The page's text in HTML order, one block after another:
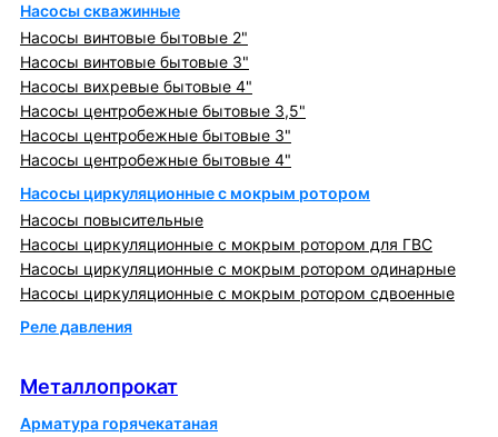
Насосы скважинные
Насосы винтовые бытовые 2"
Насосы винтовые бытовые 3"
Насосы вихревые бытовые 4"
Насосы центробежные бытовые 3,5"
Насосы центробежные бытовые 3"
Насосы центробежные бытовые 4"
Насосы циркуляционные с мокрым ротором
Насосы повысительные
Насосы циркуляционные с мокрым ротором для ГВС
Насосы циркуляционные с мокрым ротором одинарные
Насосы циркуляционные с мокрым ротором сдвоенные
Реле давления
Металлопрокат
Арматура горячекатаная